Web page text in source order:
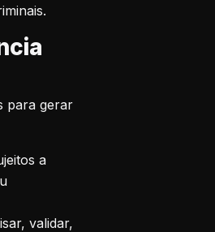
para gerar
a
validar,